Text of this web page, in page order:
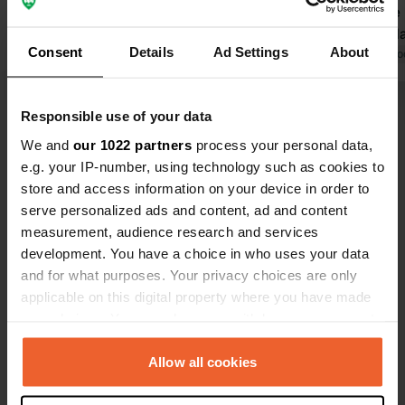
Consent Details Ad Settings About
Responsible use of your data
We and our 1022 partners process your personal data,
e.g. your IP-number, using technology such as cookies to
store and access information on your device in order to
serve personalized ads and content, ad and content
measurement, audience research and services
development. You have a choice in who uses your data
and for what purposes. Your privacy choices are only
applicable on this digital property where you have made
any time from the Cookie Declaration or by clicking on
the Privacy trigger icon.Allow all cookies
te. Anche se è vietato, non fanno
rispettare le regole. Il rumore era
scordatetelo. Persino peggio di Hi Di
Hi Di Ho!
Tradotto da Google
tutte quelle
Bel bar,
Tradotto da
Visualizza tutte le 111 recensioni
Sei stato qui?
Rruga Agron 1
Copia